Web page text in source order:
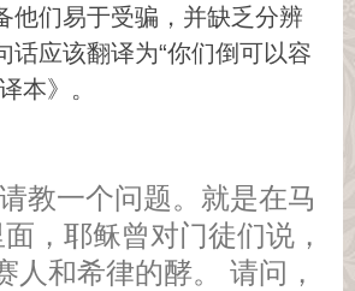
他们易于受骗，并缺乏分辨
话应该翻译为“你们倒可以容
本》。
教一个问题。就是在马
，耶稣曾对门徒们说，
人和希律的酵。 请问，